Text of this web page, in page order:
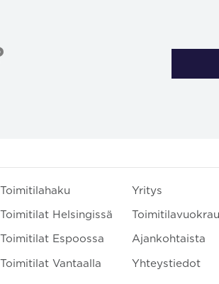
Toimitilahaku
Toimitilat Helsingissä
Toimitilat Espoossa
Toimitilat Vantaalla
Yritys
Ajankohtaista
Yhteystiedot